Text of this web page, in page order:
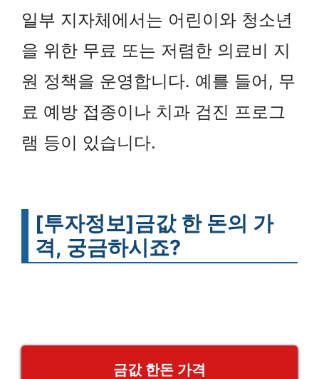
일부 지자체에서는 어린이와 청소년
을 위한 무료 또는 저렴한 의료비 지
원 정책을 운영합니다. 예를 들어, 무
료 예방 접종이나 치과 검진 프로그
램 등이 있습니다.
[투자정보]금값 한 돈의 가
격, 궁금하시죠?
금값 한돈 가격